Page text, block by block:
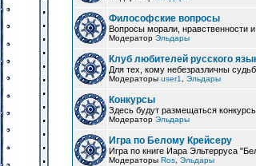
Философские вопросы
Вопросы морали, нравственности
Модератор Эльдары
Клуб любителей русского
Для тех, кому небезразличны
Модераторы user1 Эльдары
Конкурсы
Здесь будут размещаться
Модератор Эльдары
Игра по Белому Крейсеру
Игра по книге Иара Эльтерруса
Модераторы Ros Эльдары